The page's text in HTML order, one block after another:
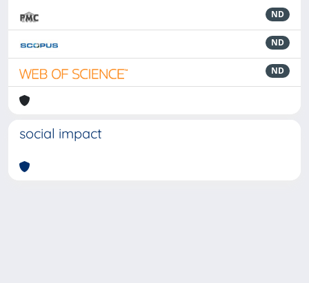
ND
ND
ND
social impact